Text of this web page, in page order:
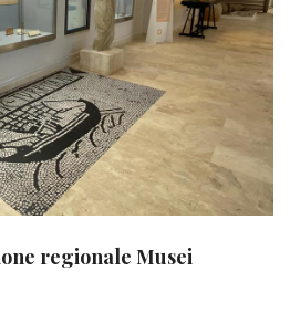
regionale Musei